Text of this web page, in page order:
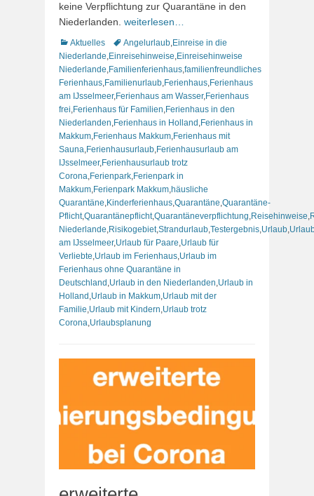
keine Verpflichtung zur Quarantäne in den
Niederlanden. weiterlesen…
Kategorien
Aktuelles Schlagworte
Angelurlaub,Einreise in die
Niederlande,Einreisehinweise,Einreisehinweise
Niederlande,Familienferienhaus,familienfreundliches
Ferienhaus,Familienurlaub,Ferienhaus,Ferienhaus
am IJsselmeer,Ferienhaus am Wasser,Ferienhaus
frei,Ferienhaus für Familien,Ferienhaus in den
Niederlanden,Ferienhaus in Holland ,Ferienhaus in
Makkum,Ferienhaus Makkum,Ferienhaus mit
Sauna,Ferienhausurlaub,Ferienhausurlaub am
IJsselmeer,Ferienhausurlaub trotz
Corona,Ferienpark,Ferienpark in
Makkum,Ferienpark Makkum,häusliche
Quarantäne,Kinderferienhaus,Quarantäne,Quarantäne-
Pflicht,Quarantänepflicht,Quarantäneverpflichtung,Reisehinweise,
Niederlande,Risikogebiet,Strandurlaub,Testergebnis,Urlaub,
am IJsselmeer,Urlaub für Paare,Urlaub für
Verliebte,Urlaub im Ferienhaus,Urlaub im
Ferienhaus ohne Quarantäne in
Deutschland ,Urlaub in den Niederlanden,Urlaub in
Holland ,Urlaub in Makkum,Urlaub mit der
Familie,Urlaub mit Kindern,Urlaub trotz
Corona,Urlaubsplanung